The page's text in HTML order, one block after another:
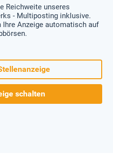
Reichweite unseres
- Multiposting inklusive.
Anzeige automatisch auf
schalten